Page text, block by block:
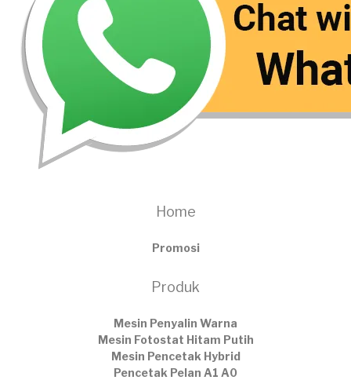
Home
Promosi
Produk
Mesin Penyalin Warna
Mesin Fotostat Hitam Putih
Mesin Pencetak Hybrid
Pencetak Pelan A1 A0